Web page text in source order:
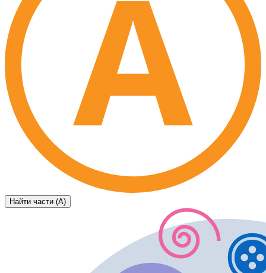
Найти части (А)